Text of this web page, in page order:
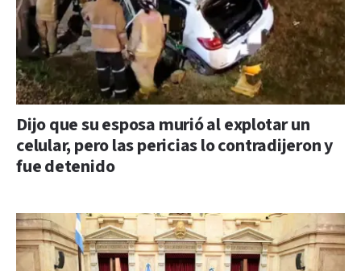
Dijo que su esposa murió al explotar un
celular, pero las pericias lo contradijeron y
fue detenido